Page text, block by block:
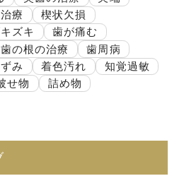
療
楔状欠損
ズキ
歯が痛む
歯の根の治療
歯周病
み 着色汚れ
知覚過敏
せ物 詰め物